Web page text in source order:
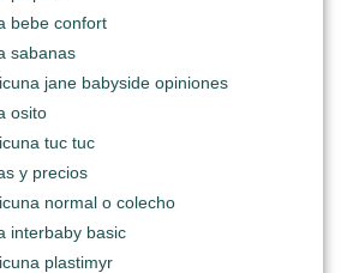
bebe confort
sabanas
jane babyside opiniones
osito
tuc tuc
y precios
normal o colecho
interbaby basic
plastimyr